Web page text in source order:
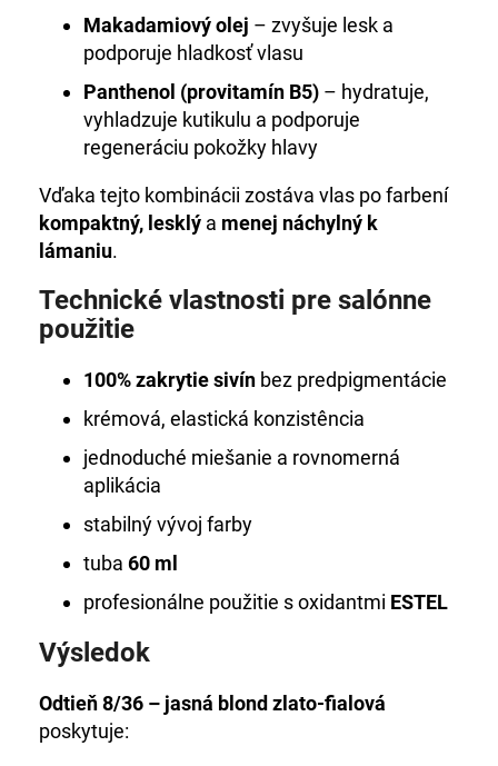
Makadamiový olej – zvyšuje lesk a
podporuje hladkosť vlasu
Panthenol (provitamín B5) – hydratuje,
vyhladzuje kutikulu a podporuje
regeneráciu pokožky hlavy
Vďaka tejto kombinácii zostáva vlas po farbení
kompaktný, lesklý a menej náchylný k
lámaniu.
Technické vlastnosti pre salónne
použitie
100% zakrytie sivín bez predpigmentácie
krémová, elastická konzistência
jednoduché miešanie a rovnomerná
aplikácia
stabilný vývoj farby
tuba 60 ml
profesionálne použitie s oxidantmi ESTEL
Výsledok
Odtieň 8/36 – jasná blond zlato-fialová
poskytuje: